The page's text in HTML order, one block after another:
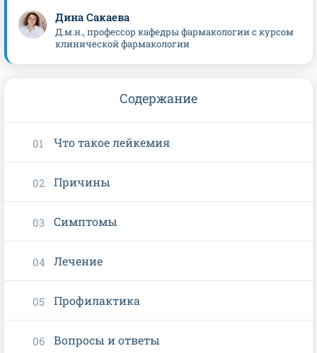
Дина Сакаева
Д.м.н., профессор кафедры фармакологии с курсом
клинической фармакологии
Содержание
Что такое лейкемия
Причины
Симптомы
Лечение
Профилактика
Вопросы и ответы